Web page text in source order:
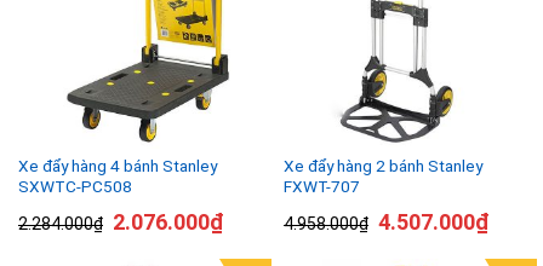
Xe đẩy hàng 4 bánh Stanley
SXWTC-PC508
2.284.000₫ 2.076.000₫
Xe đẩy hàng 2 bánh Stanley
FXWT-707
4.958.000₫ 4.507.000₫